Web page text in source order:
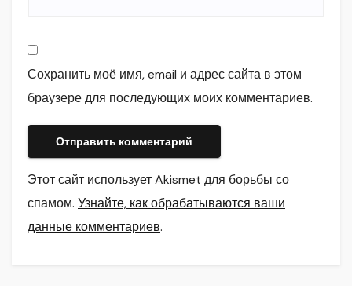
Сохранить моё имя, email и адрес сайта в этом
браузере для последующих моих комментариев.
Этот сайт использует Akismet для борьбы со
спамом. Узнайте, как обрабатываются ваши
данные комментариев.